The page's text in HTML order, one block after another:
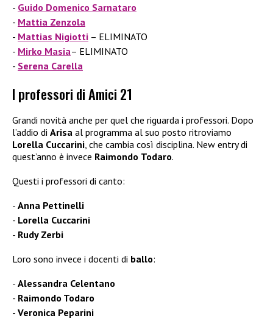
Guido Domenico Sarnataro
Mattia Zenzola
Mattias Nigiotti – ELIMINATO
Mirko Masia– ELIMINATO
Serena Carella
I professori di Amici 21
Grandi novità anche per quel che riguarda i professori. Dopo
l’addio di Arisa al programma al suo posto ritroviamo
Lorella Cuccarini , che cambia così disciplina. New entry di
quest’anno è invece Raimondo Todaro.
Questi i professori di canto:
Anna Pettinelli
Lorella Cuccarini
Rudy Zerbi
Loro sono invece i docenti di ballo:
Alessandra Celentano
Raimondo Todaro
Veronica Peparini